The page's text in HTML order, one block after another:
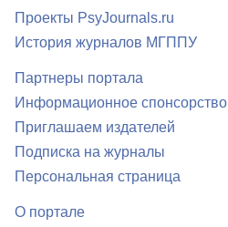
Проекты PsyJournals.ru
История журналов МГППУ
Партнеры портала
Информационное спонсорство
Приглашаем издателей
Подписка на журналы
Персональная страница
О портале